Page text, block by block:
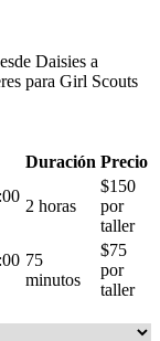
Daisies a
para Girl Scouts
Duración Precio
2 horas
$150
por
taller
75
minutos
$75
por
taller